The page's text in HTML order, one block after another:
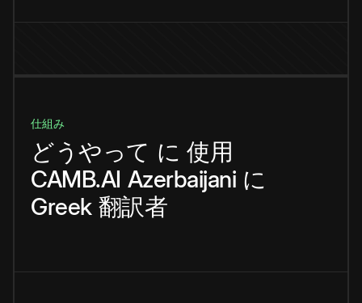
仕組み
どうやって に 使用
CAMB.AI Azerbaijani に
Greek 翻訳者